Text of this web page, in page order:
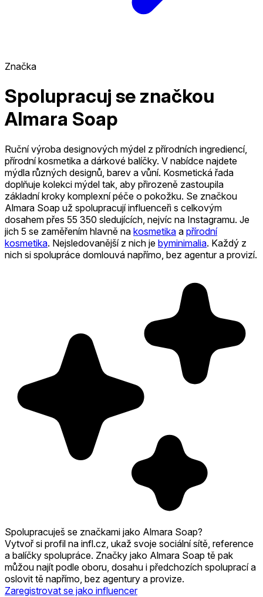
Značka
Spolupracuj se značkou
Almara Soap
Ruční výroba designových mýdel z přírodních ingrediencí,
přírodní kosmetika a dárkové balíčky. V nabídce najdete
mýdla různých designů, barev a vůní. Kosmetická řada
doplňuje kolekci mýdel tak, aby přirozeně zastoupila
základní kroky komplexní péče o pokožku. Se značkou
Almara Soap už spolupracují influenceři s celkovým
dosahem přes 55 350 sledujících, nejvíc na Instagramu. Je
jich 5 se zaměřením hlavně na kosmetika a přírodní
kosmetika. Nejsledovanější z nich je byminimalia. Každý z
nich si spolupráce domlouvá napřímo, bez agentur a provizí.
Spolupracuješ se značkami jako Almara Soap?
Vytvoř si profil na infl.cz, ukaž svoje sociální sítě, reference
a balíčky spolupráce. Značky jako Almara Soap tě pak
můžou najít podle oboru, dosahu i předchozích spoluprací a
oslovit tě napřímo, bez agentury a provize.
Zaregistrovat se jako influencer